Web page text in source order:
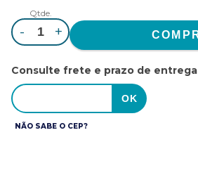
Qtde.
- +
Consulte frete e prazo de entrega
NÃO SABE O CEP?